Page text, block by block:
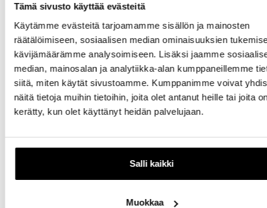
Tämä sivusto käyttää evästeitä
Käytämme evästeitä tarjoamamme sisällön ja mainosten
räätälöimiseen, sosiaalisen median ominaisuuksien
kävijämäärämme analysoimiseen. Lisäksi jaamme
median, mainosalan ja analytiikka-alan kumppaneillemme
siitä, miten käytät sivustoamme. Kumppanimme voivat
näitä tietoja muihin tietoihin, joita olet antanut heille tai joita
kerätty, kun olet käyttänyt heidän palvelujaan.
Salli kaikki
Muokkaa
Jaa tapahtuma sosiaalisessa mediassa
Myös muualla itiksessä
tapahtuu